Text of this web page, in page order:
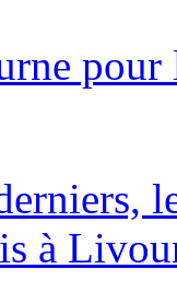
pour
à